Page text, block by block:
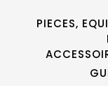
PIECES,